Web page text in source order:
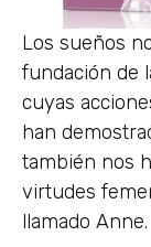
Los sueños
fundación de
cuyas
han
también nos
virtudes
llamado Anne.